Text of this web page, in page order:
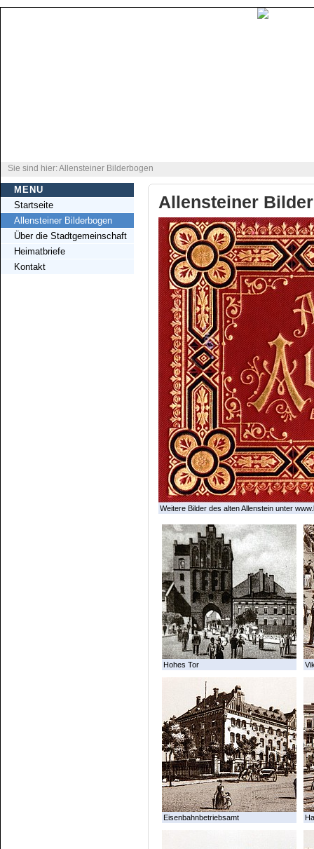
Sie sind hier: Allensteiner Bilderbogen
MENU
Startseite
Allensteiner Bilderbogen
Über die Stadtgemeinschaft
Heimatbriefe
Kontakt
Allensteiner
Weitere Bilder des alten Allenstein unter
Hohes Tor
Eisenbahnbetriebsamt